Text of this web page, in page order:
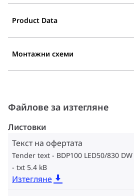
Product Data
Монтажни схеми
Файлове за изтегляне
Листовки
Текст на офертата
Tender text - BDP100 LED50/830 DW
txt 5.4 kB
Изтегляне